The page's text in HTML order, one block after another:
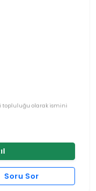
topluluğu olarak ismini
Soru Sor